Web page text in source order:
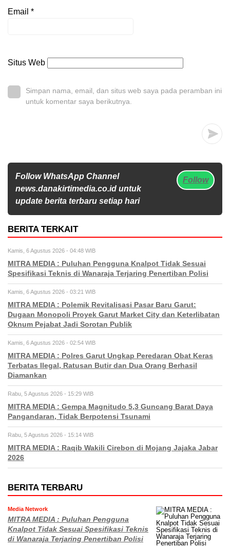
Email *
Situs Web
Simpan nama, email, dan situs web saya pada peramban ini
untuk komentar saya berikutnya.
Follow WhatsApp Channel
news.danakirtimedia.co.id untuk
update berita terbaru setiap hari
Follow
BERITA TERKAIT
Kamis, 6 Agustus 2026 - 04:48 WIB
MITRA MEDIA : Puluhan Pengguna Knalpot Tidak Sesuai
Spesifikasi Teknis di Wanaraja Terjaring Penertiban Polisi
Kamis, 6 Agustus 2026 - 03:21 WIB
MITRA MEDIA : Polemik Revitalisasi Pasar Baru Garut:
Dugaan Monopoli Proyek Garut Market City dan Keterlibatan
Oknum Pejabat Jadi Sorotan Publik
Kamis, 6 Agustus 2026 - 02:54 WIB
MITRA MEDIA : Polres Garut Ungkap Peredaran Obat Keras
Terbatas Ilegal, Ratusan Butir dan Dua Orang Berhasil
Diamankan
Rabu, 5 Agustus 2026 - 15:29 WIB
MITRA MEDIA : Gempa Magnitudo 5,3 Guncang Barat Daya
Pangandaran, Tidak Berpotensi Tsunami
Rabu, 5 Agustus 2026 - 15:14 WIB
MITRA MEDIA : Raqib Wakili Cirebon di Mojang Jajaka Jabar
2026
BERITA TERBARU
Media Network
MITRA MEDIA : Puluhan Pengguna
Knalpot Tidak Sesuai Spesifikasi Teknis
di Wanaraja Terjaring Penertiban Polisi